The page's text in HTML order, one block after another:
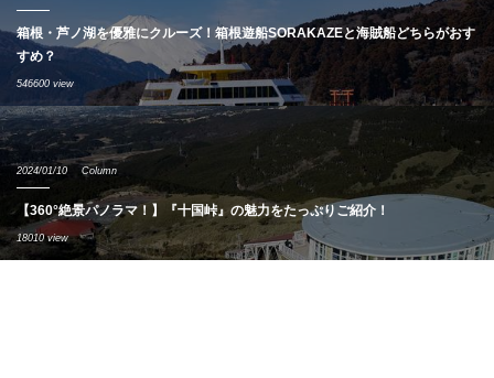
箱根・芦ノ湖を優雅にクルーズ！箱根遊船SORAKAZEと海賊船どちらがおす
すめ？
546600 view
2024/01/10 Column
【360°絶景パノラマ！】『十国峠』の魅力をたっぷりご紹介！
18010 view